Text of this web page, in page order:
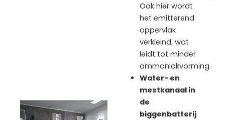
Ook hier wordt
het emitterend
oppervlak
verkleind, wat
leidt tot minder
ammoniakvorming.
Water- en
mestkanaal in
de
biggenbatterij